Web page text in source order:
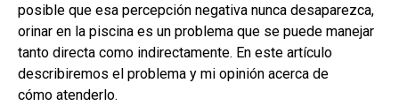
posible que esa percepción negativa nunca desaparezca,
orinar en la piscina es un problema que se puede manejar
tanto directa como indirectamente. En este artículo
describiremos el problema y mi opinión acerca de
cómo atenderlo.